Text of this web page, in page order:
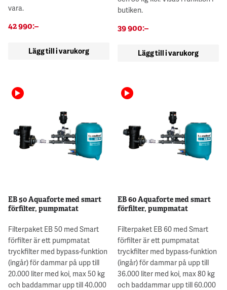
vara.
42 990:–
Lägg till i varukorg
butiken.
39 900:–
Lägg till i varukorg
EB 50 Aquaforte med smart
förfilter, pumpmatat
Filterpaket EB 50 med Smart
förfilter är ett pumpmatat
tryckfilter med bypass-funktion
(ingår) för dammar på upp till
20.000 liter med koi, max 50 kg
och baddammar upp till 40.000
EB 60 Aquaforte med smart
förfilter, pumpmatat
Filterpaket EB 60 med Smart
förfilter är ett pumpmatat
tryckfilter med bypass-funktion
(ingår) för dammar på upp till
36.000 liter med koi, max 80 kg
och baddammar upp till 60.000